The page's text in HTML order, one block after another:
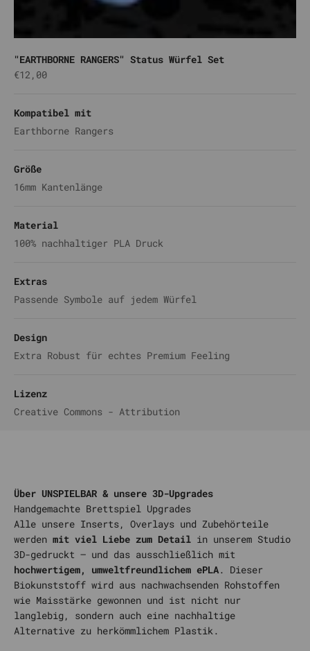
"EARTHBORNE RANGERS" Status Würfel Set
Angebot
€12,00
Kompatibel mit
Earthborne Rangers
Größe
16mm Kantenlänge
Material
100% nachhaltiger PLA Druck
Extras
Passende Symbole auf jedem Würfel
Design
Extra Robust für echtes Premium Feeling
Lizenz
Creative Commons - Attribution
Über UNSPIELBAR & unsere 3D-Upgrades
Alle unsere Inserts, Overlays und Zubehörteile
werden mit viel Liebe zum Detail in unserem Studio
3D-gedruckt – und das ausschließlich mit
hochwertigem, umweltfreundlichem ePLA. Dieser
Biokunststoff wird aus nachwachsenden Rohstoffen
wie Maisstärke gewonnen und ist nicht nur
langlebig, sondern auch eine nachhaltige
Alternative zu herkömmlichem Plastik.